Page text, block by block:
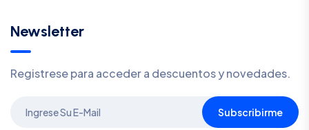
Newsletter
Registrese para acceder a descuentos y novedades.
Subscribirme